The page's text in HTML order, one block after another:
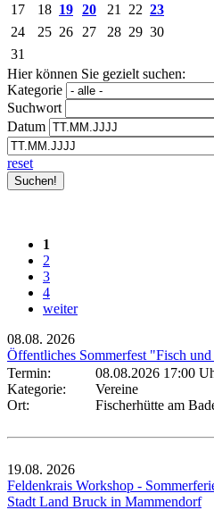
17
18 19 20 21 22 23
24
25 26 27 28 29 30
31
Hier können Sie gezielt suchen:
Kategorie
Suchwort
Datum
reset
1
2
3
4
weiter
08.08. 2026
Öffentliches Sommerfest "Fisch
Termin:
08.08.2026 17:00
Kategorie:
Vereine
Ort:
Fischerhütte am
19.08. 2026
Feldenkrais Workshop -
Stadt Land Bruck in Mammendorf